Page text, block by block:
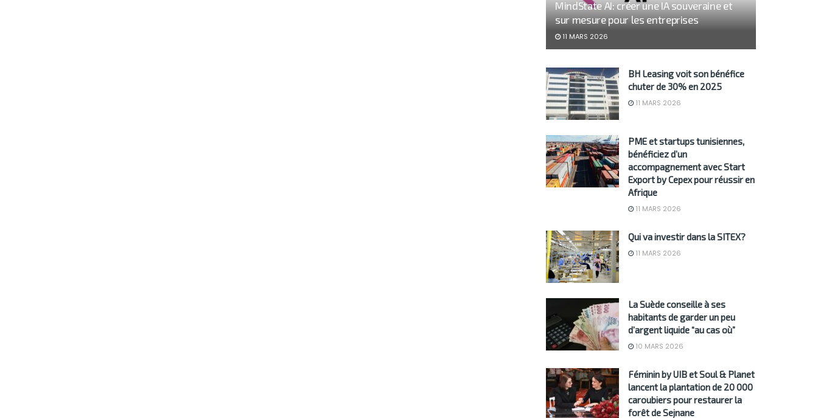
MindState AI: créer une IA souveraine et
sur mesure pour les entreprises
11 MARS 2026
BH Leasing voit son bénéfice
chuter de 30% en 2025
11 MARS 2026
PME et startups tunisiennes,
bénéficiez d’un
accompagnement avec Start
Export by Cepex pour réussir en
Afrique
11 MARS 2026
Qui va investir dans la SITEX?
11 MARS 2026
La Suède conseille à ses
habitants de garder un peu
d’argent liquide “au cas où”
10 MARS 2026
Féminin by UIB et Soul & Planet
lancent la plantation de 20 000
caroubiers pour restaurer la
forêt de Sejnane